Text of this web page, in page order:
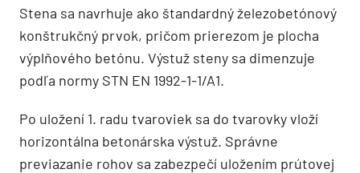
Stena sa navrhuje ako štandardný železobetónový
konštrukčný prvok, pričom prierezom je plocha
výplňového betónu. Výstuž steny sa dimenzuje
podľa normy STN EN 1992-1-1/A1.
Po uložení 1. radu tvaroviek sa do tvarovky vloží
horizontálna betonárska výstuž. Správne
previazanie rohov sa zabezpečí uložením prútovej